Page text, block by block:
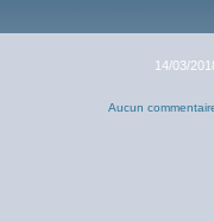
14/03/
Aucun